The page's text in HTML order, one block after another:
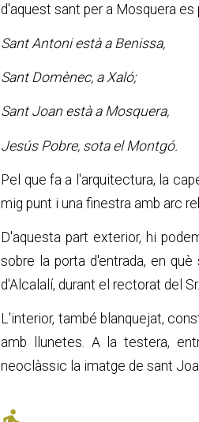
d'aquest sant per a Mosquera
Sant Antoni està a Benissa,
Sant Domènec, a Xaló;
Sant Joan està a Mosquera,
Jesús Pobre, sota el Montgó.
Pel que fa a l'arquitectura, la
mig punt i una finestra amb arc
D'aquesta part exterior, hi
sobre la porta d'entrada, en
d'Alcalalí, durant el rectorat del
L'interior, també blanquejat,
amb llunetes. A la testera,
neoclàssic la imatge de sant